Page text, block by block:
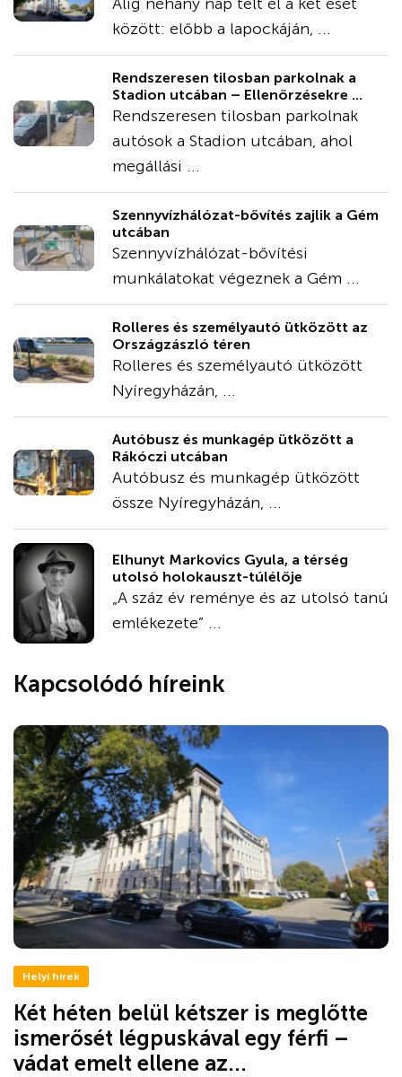
között: előbb a lapockáján, ...
Rendszeresen tilosban parkolnak a
Stadion utcában – Ellenőrzésekre ...
Rendszeresen tilosban parkolnak
autósok a Stadion utcában, ahol
megállási ...
Szennyvízhálózat-bővítés zajlik a Gém
utcában
Szennyvízhálózat-bővítési
munkálatokat végeznek a Gém ...
Rolleres és személyautó ütközött az
Országzászló téren
Rolleres és személyautó ütközött
Nyíregyházán, ...
Autóbusz és munkagép ütközött a
Rákóczi utcában
Autóbusz és munkagép ütközött
össze Nyíregyházán, ...
Elhunyt Markovics Gyula, a térség
utolsó holokauszt-túlélője
„A száz év reménye és az utolsó tanú
emlékezete” ...
Kapcsolódó híreink
Helyi hírek
Két héten belül kétszer is meglőtte
ismerősét légpuskával egy férfi –
vádat emelt ellene az...